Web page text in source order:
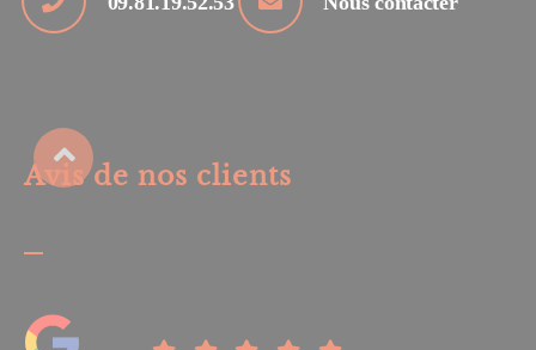
Avis de nos clients